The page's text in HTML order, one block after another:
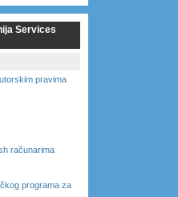
Services
pravima
računarima
programa za